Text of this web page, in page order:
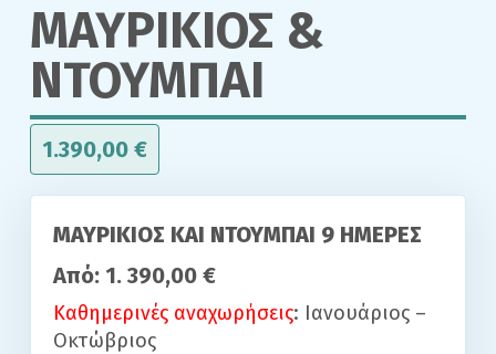
ΜΑΥΡΙΚΙΟΣ &
ΝΤΟΥΜΠΑΙ
1.390,00 €
ΜΑΥΡΙΚΙΟΣ KAI ΝΤΟΥΜΠΑΙ 9 ΗΜΕΡΕΣ
Από: 1. 390,00 €
Καθημερινές αναχωρήσεις: Ιανουάριος –
Οκτώβριος